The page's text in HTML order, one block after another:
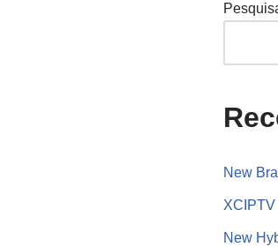
New
New